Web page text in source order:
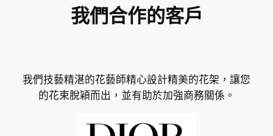
我們合作的客戶
我們技藝精湛的花藝師精心設計精美的花架，讓您
的花束脫穎而出，並有助於加強商務關係。